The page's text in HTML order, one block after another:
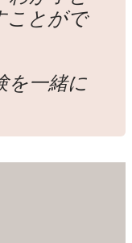
ことがで
を一緒に